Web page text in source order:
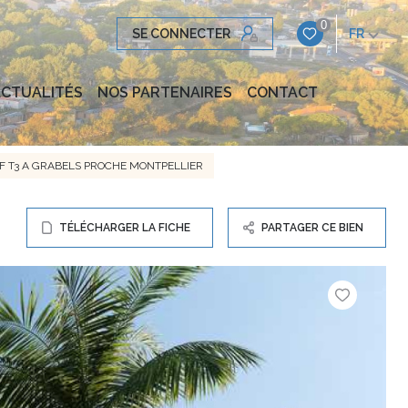
SE CONNECTER
0
FR
NOS PARTENAIRES CONTACT
T3 A GRABELS PROCHE MONTPELLIER
TÉLÉCHARGER LA FICHE PARTAGER CE BIEN